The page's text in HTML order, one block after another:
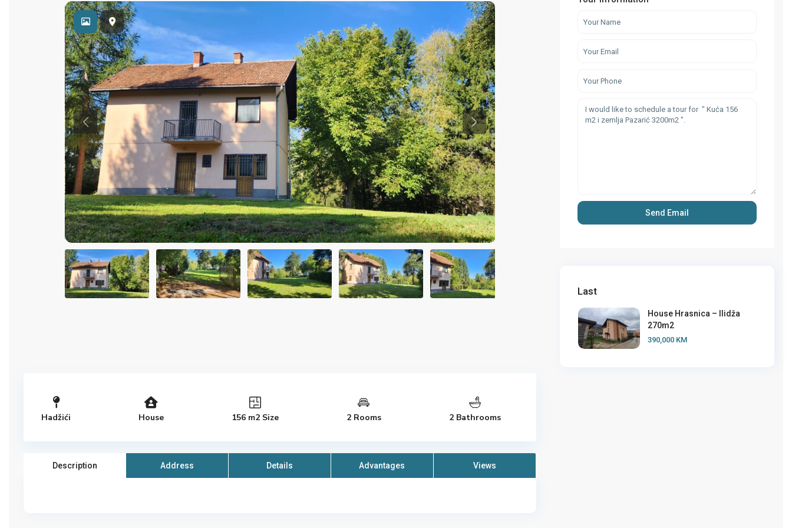
Hadžići House 156 m2 Size 2 Rooms 2 Bathrooms
Description Address Details Advantages Views
Last
House Hrasnica – Ilidža
270m2
390,000 KM